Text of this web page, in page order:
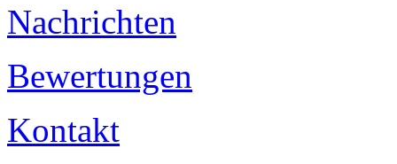
Nachrichten
Bewertungen
Kontakt